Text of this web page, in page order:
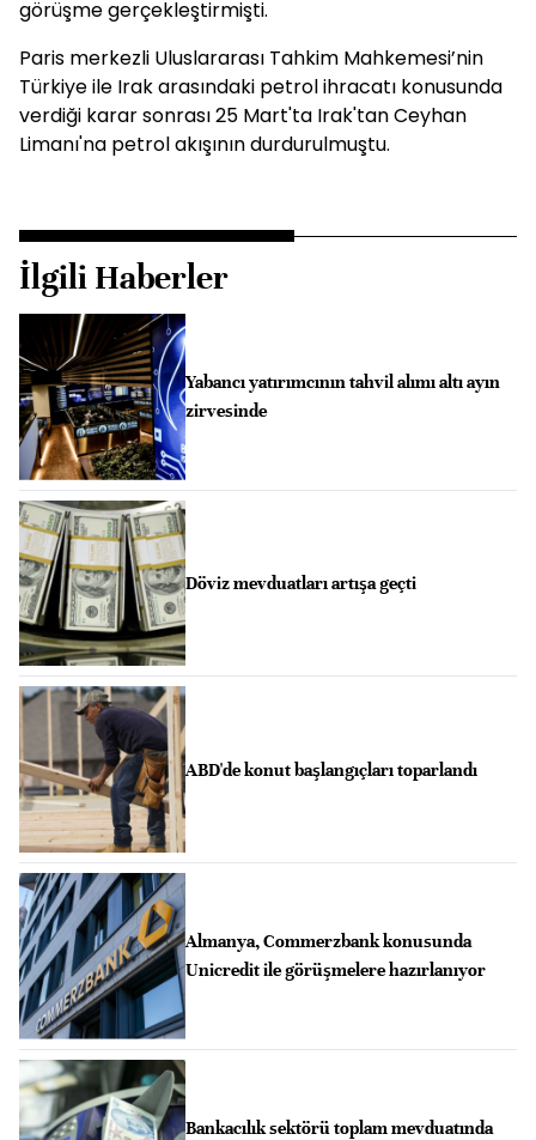
görüşme gerçekleştirmişti.
Paris merkezli Uluslararası Tahkim Mahkemesi’nin
Türkiye ile Irak arasındaki petrol ihracatı konusunda
verdiği karar sonrası 25 Mart'ta Irak'tan Ceyhan
Limanı'na petrol akışının durdurulmuştu.
İlgili Haberler
Yabancı yatırımcının tahvil alımı altı ayın
zirvesinde
Döviz mevduatları artışa geçti
ABD'de konut başlangıçları toparlandı
Almanya, Commerzbank konusunda
Unicredit ile görüşmelere hazırlanıyor
Bankacılık sektörü toplam mevduatında